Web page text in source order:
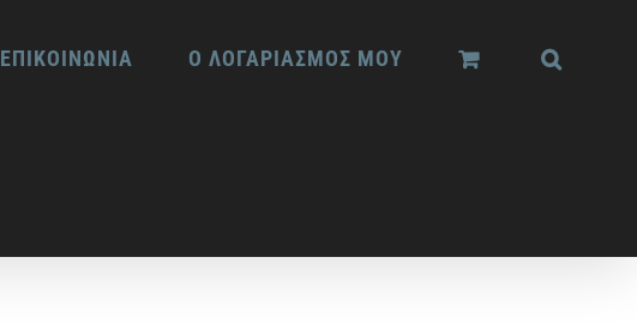
ΕΠΙΚΟΙΝΩΝΙΑ Ο ΛΟΓΑΡΙΑΣΜΟΣ ΜΟΥ